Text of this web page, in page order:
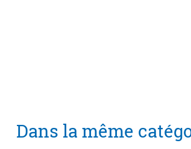
Dans la même